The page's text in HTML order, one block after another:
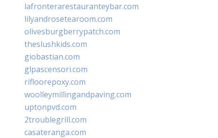
lafronterarestauranteybar.com
lilyandrosetearoom.com
olivesburgberrypatch.com
theslushkids.com
giobastian.com
glpascensori.com
rifloorepoxy.com
woolleymillingandpaving.com
uptonpvd.com
2troublegrill.com
casateranga.com